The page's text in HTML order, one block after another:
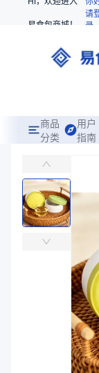
易食包商城！
请
录
商品
分类
用户
指南
易食包（EPAK）专注
￥0.5179 ~ ￥
商品参数
商品分类
80